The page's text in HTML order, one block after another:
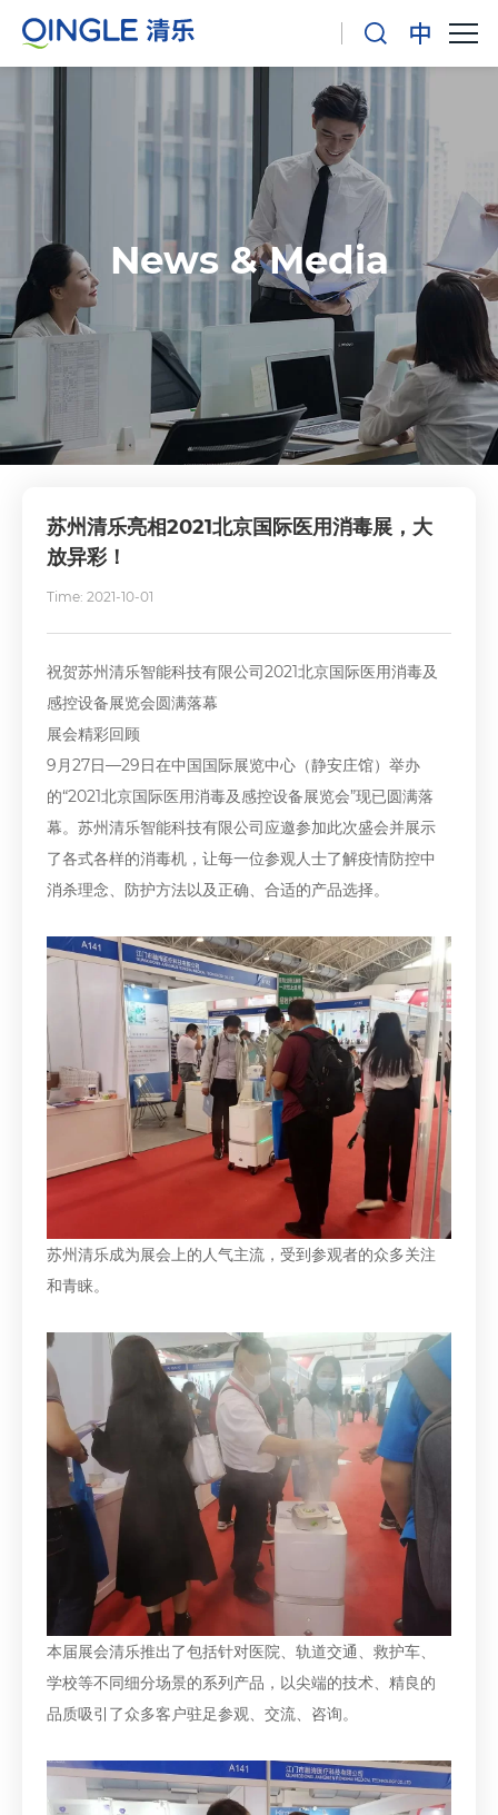
News & Media
苏州清乐亮相2021北京国际医用消毒展，大
放异彩！
Time: 2021-10-01
祝贺苏州清乐智能科技有限公司2021北京国际医用消毒及
感控设备展览会圆满落幕
展会精彩回顾
9月27日—29日在中国国际展览中心（静安庄馆）举办
的“2021北京国际医用消毒及感控设备展览会”现已圆满落
幕。苏州清乐智能科技有限公司应邀参加此次盛会并展示
了各式各样的消毒机，让每一位参观人士了解疫情防控中
消杀理念、防护方法以及正确、合适的产品选择。
苏州清乐成为展会上的人气主流，受到参观者的众多关注
和青睐。
本届展会清乐推出了包括针对医院、轨道交通、救护车、
学校等不同细分场景的系列产品，以尖端的技术、精良的
品质吸引了众多客户驻足参观、交流、咨询。